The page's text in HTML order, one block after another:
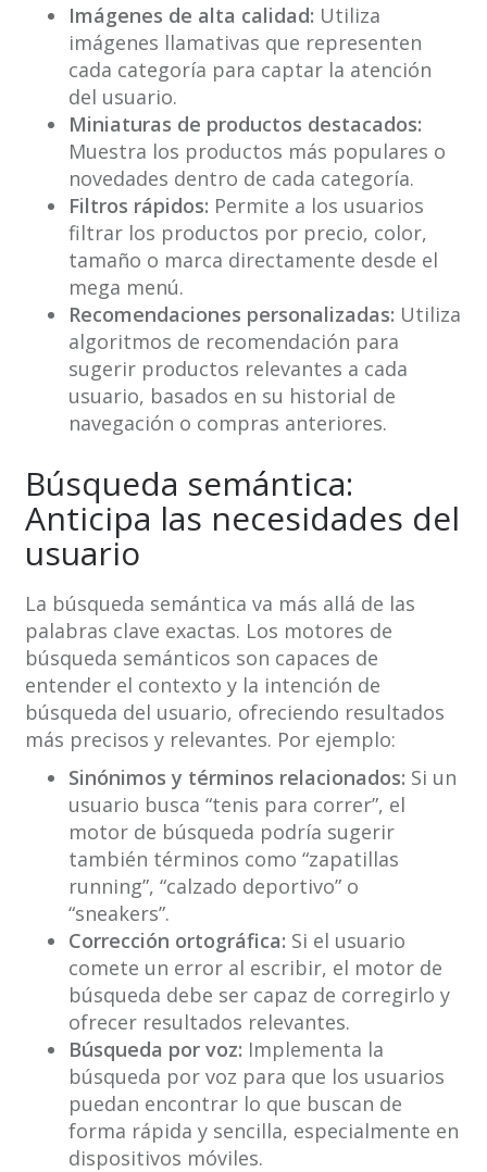
Imágenes de alta calidad: Utiliza
imágenes llamativas que representen
cada categoría para captar la atención
del usuario.
Miniaturas de productos destacados:
Muestra los productos más populares o
novedades dentro de cada categoría.
Filtros rápidos: Permite a los usuarios
filtrar los productos por precio, color,
tamaño o marca directamente desde el
mega menú.
Recomendaciones personalizadas: Utiliza
algoritmos de recomendación para
sugerir productos relevantes a cada
usuario, basados en su historial de
navegación o compras anteriores.
Búsqueda semántica:
Anticipa las necesidades del
usuario
La búsqueda semántica va más allá de las
palabras clave exactas. Los motores de
búsqueda semánticos son capaces de
entender el contexto y la intención de
búsqueda del usuario, ofreciendo resultados
más precisos y relevantes. Por ejemplo:
Sinónimos y términos relacionados: Si un
usuario busca “tenis para correr”, el
motor de búsqueda podría sugerir
también términos como “zapatillas
running”, “calzado deportivo” o
“sneakers”.
Corrección ortográfica: Si el usuario
comete un error al escribir, el motor de
búsqueda debe ser capaz de corregirlo y
ofrecer resultados relevantes.
Búsqueda por voz: Implementa la
búsqueda por voz para que los usuarios
puedan encontrar lo que buscan de
forma rápida y sencilla, especialmente en
dispositivos móviles.